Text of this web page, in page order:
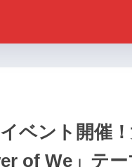
ベント開催
of We」テー